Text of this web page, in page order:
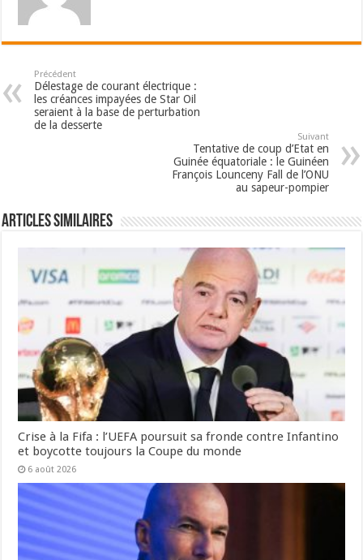
Précédent
Délestage de courant électrique :
les créances impayées de Star Oil
seraient à la base de perturbation
de la desserte
Suivant
Tentative de coup d’Etat en
Guinée équatoriale : le Guinéen
François Lounceny Fall de l’ONU
au sapeur-pompier
Articles Similaires
Crise à la Fifa : l’UEFA poursuit sa fronde contre Infantino
et boycotte toujours la Coupe du monde
6 août 2026